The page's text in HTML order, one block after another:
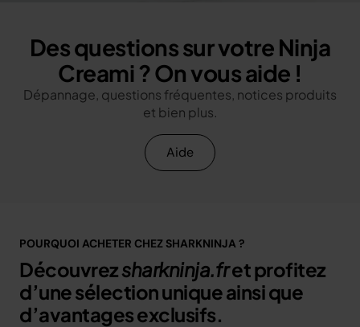
Des questions sur votre Ninja
Creami ? On vous aide !
Dépannage, questions fréquentes, notices produits
et bien plus.
Aide
POURQUOI ACHETER CHEZ SHARKNINJA ?
Découvrezsharkninja.fret profitez
d’une sélection unique ainsi que
d’avantages exclusifs.